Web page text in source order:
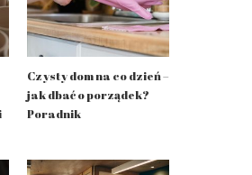
Czysty dom na co dzień –
jak dbać o porządek?
Poradnik